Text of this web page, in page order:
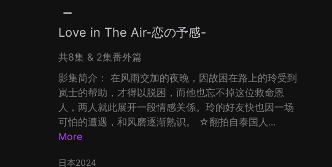
－
Love in The Air-恋の予感-
共8集 & 2集番外篇
影集简介： 在风雨交加的夜晚，因故困在路上的玲受到
岚士的帮助，才得以脱困，而他也忘不掉这位救命恩
人，两人就此展开一段情感关係。玲的好友快也因一场
可怕的遭遇，和风磨逐渐熟识。 ☆翻拍自泰国人...
More
日本2024